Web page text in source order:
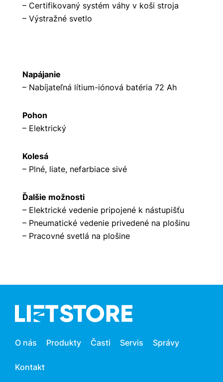
– Certifikovaný systém váhy v koši stroja
– Výstražné svetlo
Napájanie
– Nabíjateľná lítium-iónová batéria 72 Ah
Pohon
– Elektrický
Kolesá
– Plné, liate, nefarbiace sivé
Ďalšie možnosti
– Elektrické vedenie pripojené k nástupišťu
– Pneumatické vedenie privedené na plošinu
– Pracovné svetlá na plošine
O nás Produkty Časti Servis Správy
Kontakt